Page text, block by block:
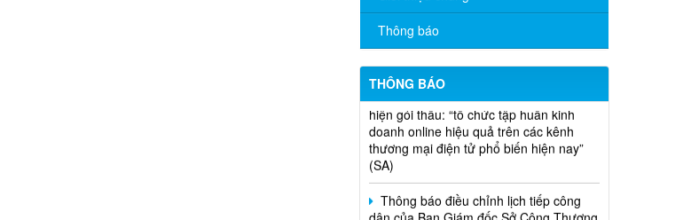
Thông báo
THÔNG BÁO
theo hình thức chỉ định
Thông báo lựa chọn nhà thầu thực
hiện gói thầu: “tổ chức tập huấn kinh
doanh online hiệu quả trên các kênh
thương mại điện tử phổ biến hiện nay”
(SA)
Thông báo điều chỉnh lịch tiếp công
dân của Ban Giám đốc Sở Công Thương
năm 2024